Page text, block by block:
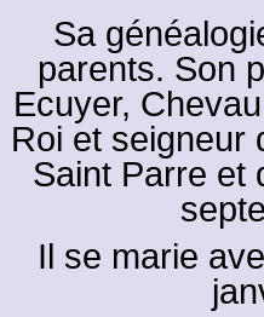
Sa
parents. Son
Ecuyer,
Roi et seigneur
Saint Parre et
Il se marie